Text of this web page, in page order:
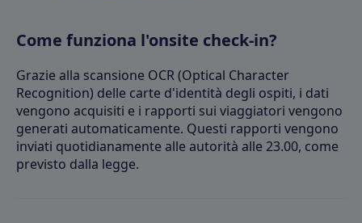
Come funziona l'onsite check-in?
Grazie alla scansione OCR (Optical Character
Recognition) delle carte d'identità degli ospiti, i dati
vengono acquisiti e i rapporti sui viaggiatori vengono
generati automaticamente. Questi rapporti vengono
inviati quotidianamente alle autorità alle 23.00, come
previsto dalla legge.